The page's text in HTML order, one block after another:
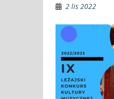
2 lis 2022